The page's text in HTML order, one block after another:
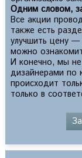
Одним словом,
Все акции
также есть
улучшить цену
можно
И конечно, мы
дизайнерами по
происходит
только в